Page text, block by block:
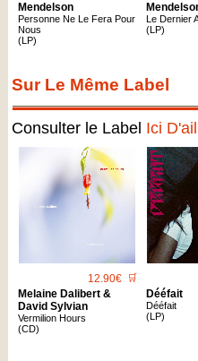
Mendelson
Personne Ne Le Fera Pour
Nous
(LP)
Le Dernier
(LP)
Sur Le Même Label
Consulter le Label Ici
12.90€ 🛒
Melaine Dalibert &
David Sylvian
Vermilion Hours
(CD)
Dééfait
Dééfait
(LP)